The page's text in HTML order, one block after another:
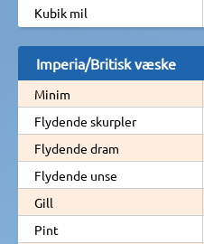
Kubik mil
Imperia/Britisk væske
Minim
Flydende skurpler
Flydende dram
Flydende unse
Gill
Pint